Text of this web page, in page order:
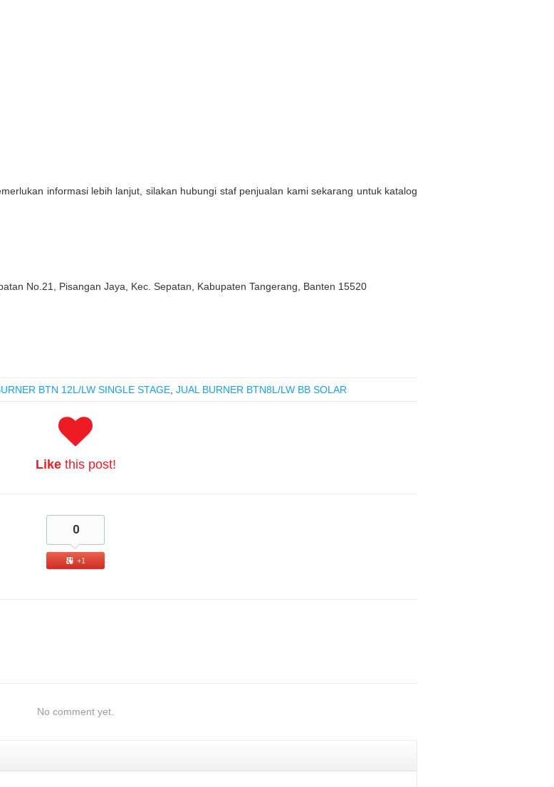
informasi lebih lanjut, silakan hubungi staf penjualan kami sekarang untuk katalog
No.21, Pisangan Jaya, Kec. Sepatan, Kabupaten Tangerang, Banten 15520
BTN 12L/LW SINGLE STAGE JUAL BURNER BTN8L/LW BB SOLAR
Likethis post!
0
+1
No comment yet.